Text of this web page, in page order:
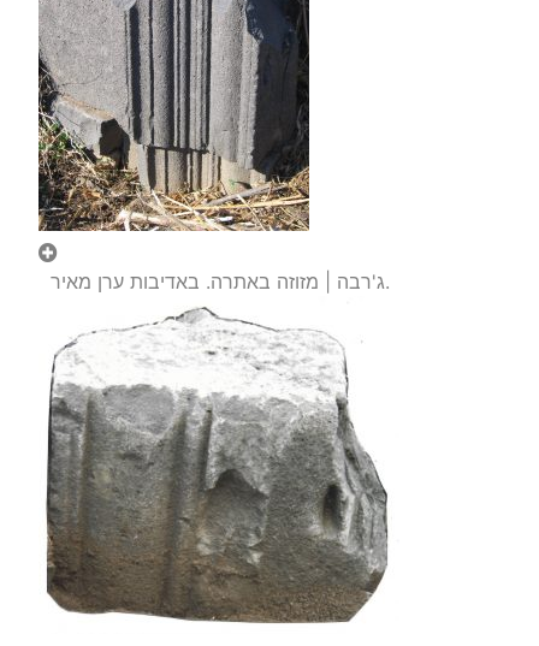
ג'רבה | מזוזה באתרה. באדיבות ערן מאיר.